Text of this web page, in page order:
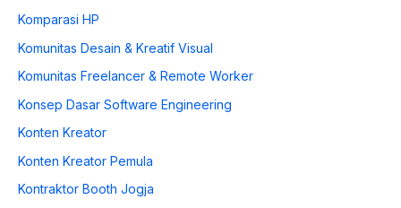
Komparasi HP
Komunitas Desain & Kreatif Visual
Komunitas Freelancer & Remote Worker
Konsep Dasar Software Engineering
Konten Kreator
Konten Kreator Pemula
Kontraktor Booth Jogja